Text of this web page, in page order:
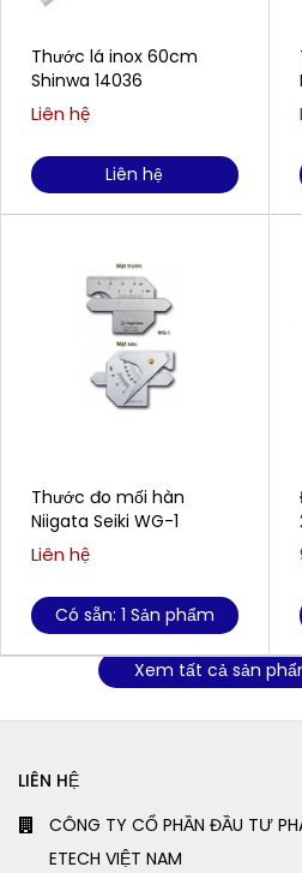
Thước lá inox 60cm
Shinwa 14036
Liên hệ
Liên hệ
Thước đo mối hàn
Niigata Seiki WG-1
Liên hệ
Có sẵn: 1 Sản phẩm
Xem tất cả sản
LIÊN HỆ
CÔNG TY CỔ PHẦN ĐẦU TƯ
ETECH VIỆT NAM